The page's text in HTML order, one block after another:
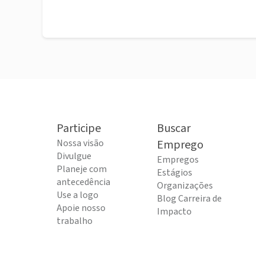
Participe
Nossa visão
Divulgue
Planeje com
antecedência
Use a logo
Apoie nosso
trabalho
Buscar
Emprego
Empregos
Estágios
Organizações
Blog Carreira de
Impacto